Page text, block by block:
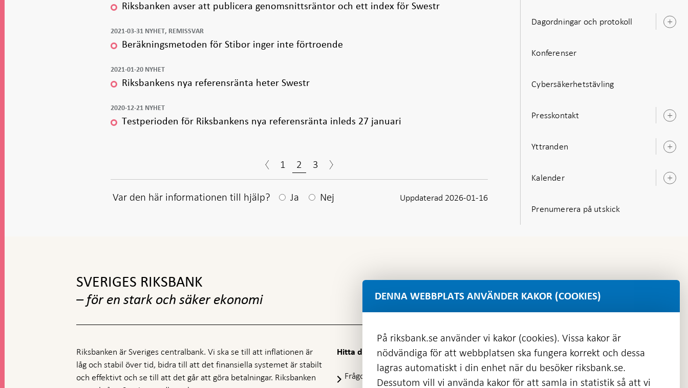
Riksbanken avser att publicera genomsnittsräntor och ett index för Swestr
2021-03-31 NYHET, REMISSVAR
Beräkningsmetoden för Stibor inger inte förtroende
2021-01-20 NYHET
Riksbankens nya referensränta heter Swestr
2020-12-21 NYHET
Testperioden för Riksbankens nya referensränta inleds 27 januari
1 2 3
Var den här informationen till hjälp? Efter ditt svar visas en kommentarsruta
Ja Nej Uppdaterad 2026-01-16
Dagordningar och protokoll
Konferenser
Cybersäkerhetstävling
Presskontakt
Yttranden
Kalender
Prenumerera på utskick
SVERIGES RIKSBANK
– för en stark och säker ekonomi
Riksbanken är Sveriges centralbank. Vi ska se till att inflationen är
låg och stabil över tid, bidra till att det finansiella systemet är stabilt
och effektivt och se till att det går att göra betalningar. Riksbanken
Hitta direkt
Frågor och svar
DENNA WEBBPLATS ANVÄNDER KAKOR (COOKIES)
På riksbank.se använder vi kakor (cookies). Vissa kakor är
nödvändiga för att webbplatsen ska fungera korrekt och dessa
lagras automatiskt i din enhet när du besöker riksbank.se.
Dessutom vill vi använda kakor för att samla in statistik så att vi